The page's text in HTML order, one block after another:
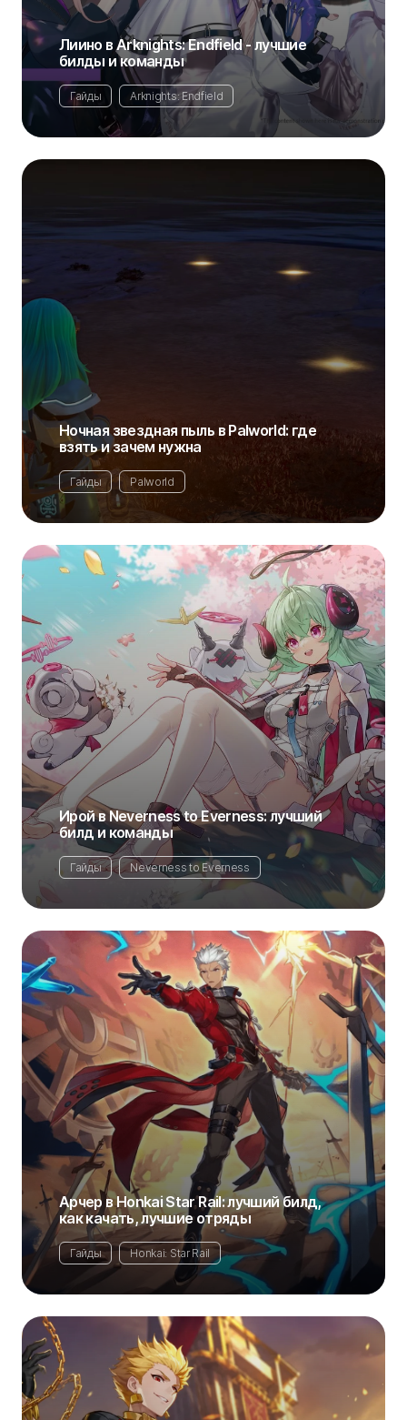
Лиино в Arknights: Endfield - лучшие
билды и команды
Гайды Arknights: Endfield
Ночная звездная пыль в Palworld: где
взять и зачем нужна
Гайды Palworld
Ирой в Neverness to Everness: лучший
билд и команды
Гайды Neverness to Everness
Арчер в Honkai Star Rail: лучший билд,
как качать, лучшие отряды
Гайды Honkai: Star Rail